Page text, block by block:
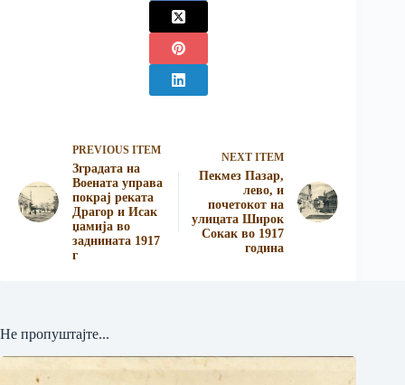
PREVIOUS ITEM
Зградата на
Воената управа
покрај реката
Драгор и Исак
џамија во
заднината 1917
г
NEXT ITEM
Пекмез Пазар,
лево, и
почетокот на
улицата Широк
Сокак во 1917
година
Не пропуштајте...